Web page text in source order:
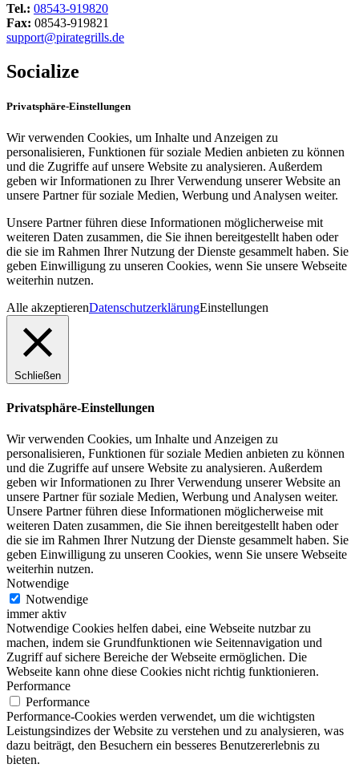
Tel.: 08543-919820
Fax: 08543-919821
support@pirategrills.de
Socialize
Privatsphäre-Einstellungen
Wir verwenden Cookies, um Inhalte und Anzeigen zu
personalisieren, Funktionen für soziale Medien anbieten zu können
und die Zugriffe auf unsere Website zu analysieren. Außerdem
geben wir Informationen zu Ihrer Verwendung unserer Website an
unsere Partner für soziale Medien, Werbung und Analysen weiter.
Unsere Partner führen diese Informationen möglicherweise mit
weiteren Daten zusammen, die Sie ihnen bereitgestellt haben oder
die sie im Rahmen Ihrer Nutzung der Dienste gesammelt haben. Sie
geben Einwilligung zu unseren Cookies, wenn Sie unsere Webseite
weiterhin nutzen.
Alle akzeptierenDatenschutzerklärungEinstellungen
Schließen
Privatsphäre-Einstellungen
Wir verwenden Cookies, um Inhalte und Anzeigen zu
personalisieren, Funktionen für soziale Medien anbieten zu können
und die Zugriffe auf unsere Website zu analysieren. Außerdem
geben wir Informationen zu Ihrer Verwendung unserer Website an
unsere Partner für soziale Medien, Werbung und Analysen weiter.
Unsere Partner führen diese Informationen möglicherweise mit
weiteren Daten zusammen, die Sie ihnen bereitgestellt haben oder
die sie im Rahmen Ihrer Nutzung der Dienste gesammelt haben. Sie
geben Einwilligung zu unseren Cookies, wenn Sie unsere Webseite
weiterhin nutzen.
Notwendige
Notwendige
immer aktiv
Notwendige Cookies helfen dabei, eine Webseite nutzbar zu
machen, indem sie Grundfunktionen wie Seitennavigation und
Zugriff auf sichere Bereiche der Webseite ermöglichen. Die
Webseite kann ohne diese Cookies nicht richtig funktionieren.
Performance
Performance
Performance-Cookies werden verwendet, um die wichtigsten
Leistungsindizes der Website zu verstehen und zu analysieren, was
dazu beiträgt, den Besuchern ein besseres Benutzererlebnis zu
bieten.